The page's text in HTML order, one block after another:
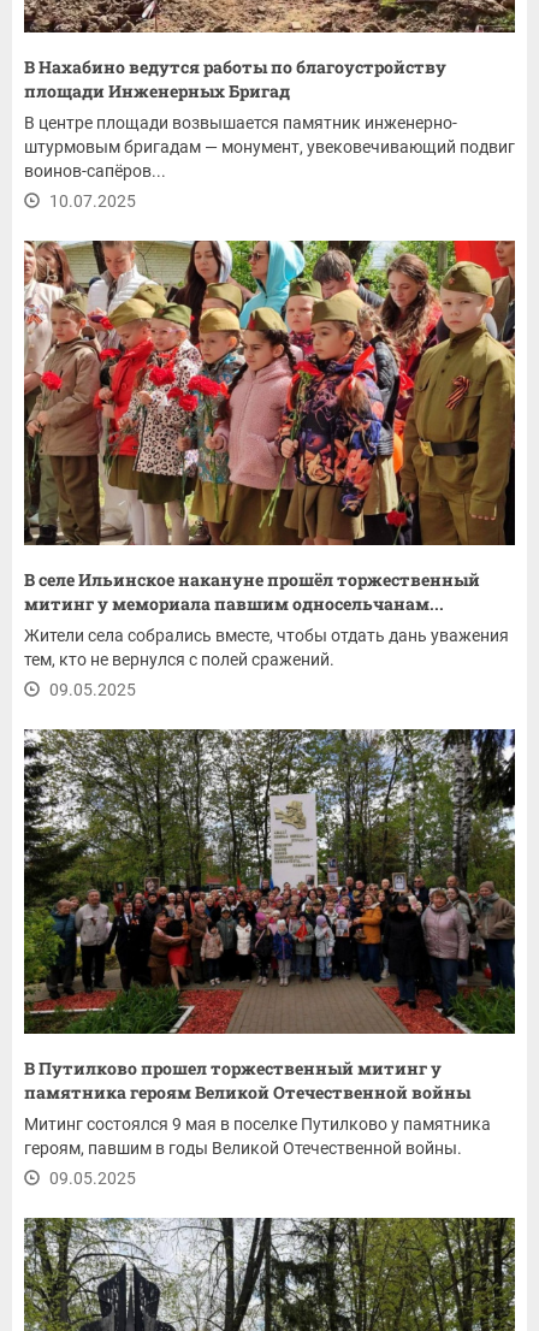
В Нахабино ведутся работы по благоустройству
площади Инженерных Бригад
В центре площади возвышается памятник инженерно-
штурмовым бригадам — монумент, увековечивающий подвиг
воинов-сапёров...
10.07.2025
В селе Ильинское накануне прошёл торжественный
митинг у мемориала павшим односельчанам...
Жители села собрались вместе, чтобы отдать дань уважения
тем, кто не вернулся с полей сражений.
09.05.2025
В Путилково прошел торжественный митинг у
памятника героям Великой Отечественной войны
Митинг состоялся 9 мая в поселке Путилково у памятника
героям, павшим в годы Великой Отечественной войны.
09.05.2025